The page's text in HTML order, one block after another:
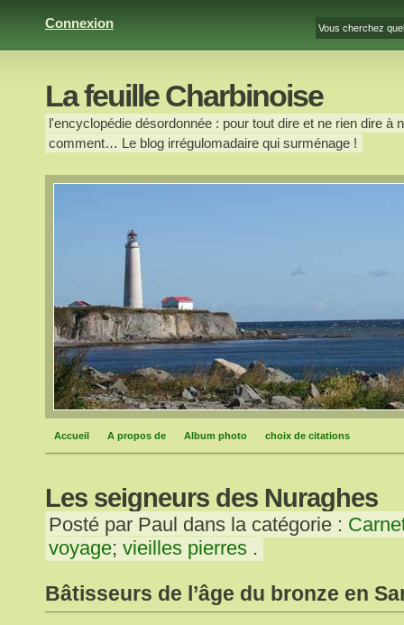
Connexion
La feuille Charbinoise
l'encyclopédie désordonnée : pour tout dire et ne rien dire
comment… Le blog irrégulomadaire qui surménage !
Accueil A propos de Album photo choix de citations
Les seigneurs des Nuraghes
Posté par Paul dans la catégorie :
voyage; vieilles pierres .
Bâtisseurs de l’âge du bronze en